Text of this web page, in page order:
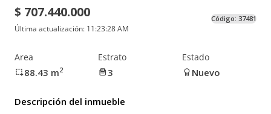
$ 707.440.000
Última actualización: 11:23:28 AM
Código: 37481
Area
88.43 m2
Estrato
3
Estado
Nuevo
Descripción del inmueble